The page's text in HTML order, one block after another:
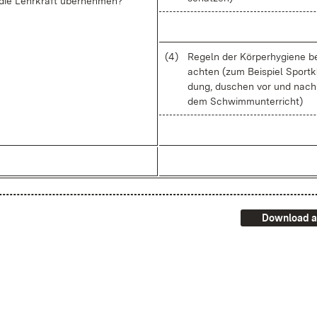
(4)
Re­geln der Kör­per­hy­gie­ne
ach­ten (zum Bei­spiel
dung, du­schen vor und nach
dem Schwimm­un­ter­richt)
Download